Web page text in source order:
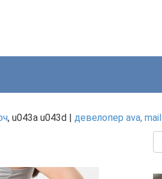
, u043a u043d | девелопер ava, mail